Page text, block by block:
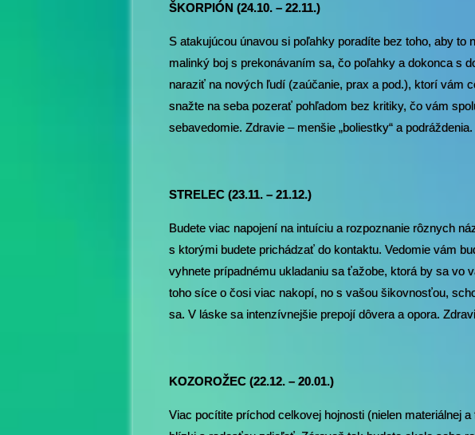
ŠKORPIÓN (24.10. – 22.11.)
S atakujúcou únavou si poľahky poradíte bez toho, aby
malinký boj s prekonávaním sa, čo poľahky a dokonca s
naraziť na nových ľudí (zaúčanie, prax a pod.), ktorí vám
snažte na seba pozerať pohľadom bez kritiky, čo vám
sebavedomie. Zdravie – menšie „boliestky“ a podráždenia.
STRELEC (23.11. – 21.12.)
Budete viac napojení na intuíciu a rozpoznanie rôznych
s ktorými budete prichádzať do kontaktu. Vedomie vám
vyhnete prípadnému ukladaniu sa ťažobe, ktorá by sa vo
toho síce o čosi viac nakopí, no s vašou šikovnosťou,
sa. V láske sa intenzívnejšie prepojí dôvera a opora.
KOZOROŽEC (22.12. – 20.01.)
Viac pocítite príchod celkovej hojnosti (nielen materiálnej